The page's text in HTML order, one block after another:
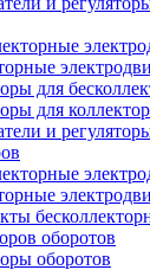
для
для
и
оборотов
оборотов